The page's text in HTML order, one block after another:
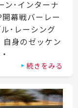
ン･インターナ
幕戦バーレー
･レーシング
自身のゼッケン
続きをみる